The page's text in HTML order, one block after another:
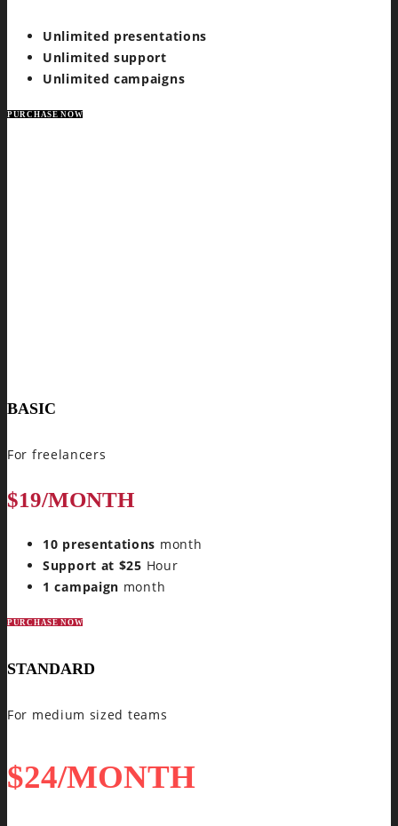
Unlimited presentations
Unlimited support
Unlimited campaigns
PURCHASE NOW
BASIC
For freelancers
$19/MONTH
10 presentations month
Support at $25 Hour
1 campaign month
PURCHASE NOW
STANDARD
For medium sized teams
$24/MONTH